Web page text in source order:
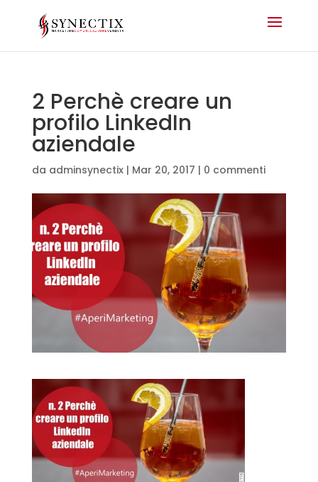
2 Perchè creare un
profilo LinkedIn
aziendale
da adminsynectix| Mar 20, 2017 | 0 commenti